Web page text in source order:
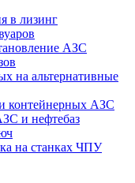
в лизинг
АЗС
на альтернативные
контейнерных АЗС
и нефтебаз
на станках ЧПУ